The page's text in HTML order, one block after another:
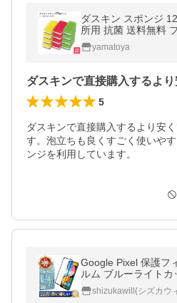
ダスキン スポンジ 12個セット キッチン 台
所用 抗菌 送料無料
の日 お歳暮 大掃除
ハードタイプ 安い
yamatoya
5
ダスキンで直接購入するより安
す。泡立ちも良くすごく使いや
ンジを利用しています。
Google Pixel 保護フ
ルム ブルーライトカ
フィルム 黒色 シズカ
shizukawill(シズカウ